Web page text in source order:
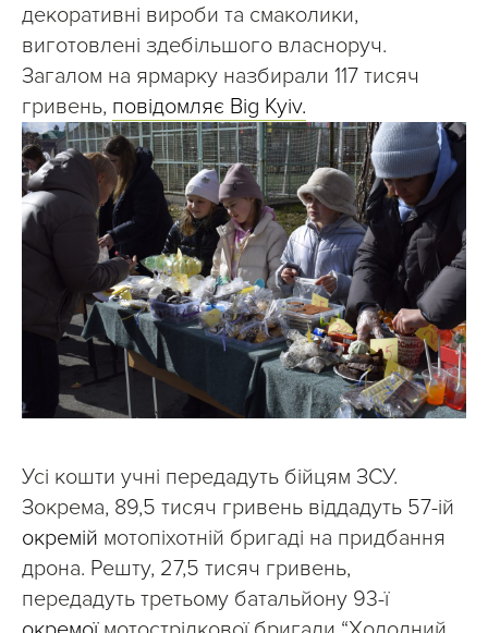
декоративні вироби та смаколики,
виготовлені здебільшого власноруч.
Загалом на ярмарку назбирали 117 тисяч
гривень, повідомляє Big Kyiv.
Усі кошти учні передадуть бійцям ЗСУ.
Зокрема, 89,5 тисяч гривень віддадуть 57-ій
окремій мотопіхотній бригаді на придбання
дрона. Решту, 27,5 тисяч гривень,
передадуть третьому батальйону 93-ї